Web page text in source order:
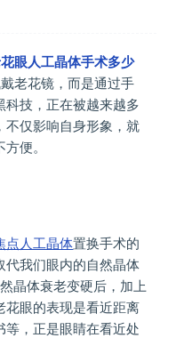
眼人工晶体手术多少
老花镜，而是通过手
科技，正在被越来越多
不仅影响自身形象，就
便。
点人工晶体置换手术的
代我们眼内的自然晶体
晶体衰老变硬后，加上
花眼的表现是看近距离
等，正是眼睛在看近处